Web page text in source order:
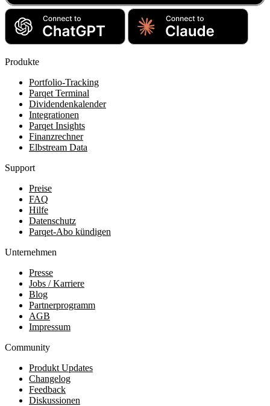
Produkte
Portfolio-Tracking
Parqet Terminal
Dividendenkalender
Integrationen
Parqet Insights
Finanzrechner
Elbstream Data
Support
Preise
FAQ
Hilfe
Datenschutz
Parqet-Abo kündigen
Unternehmen
Presse
Jobs / Karriere
Blog
Partnerprogramm
AGB
Impressum
Community
Produkt Updates
Changelog
Feedback
Diskussionen